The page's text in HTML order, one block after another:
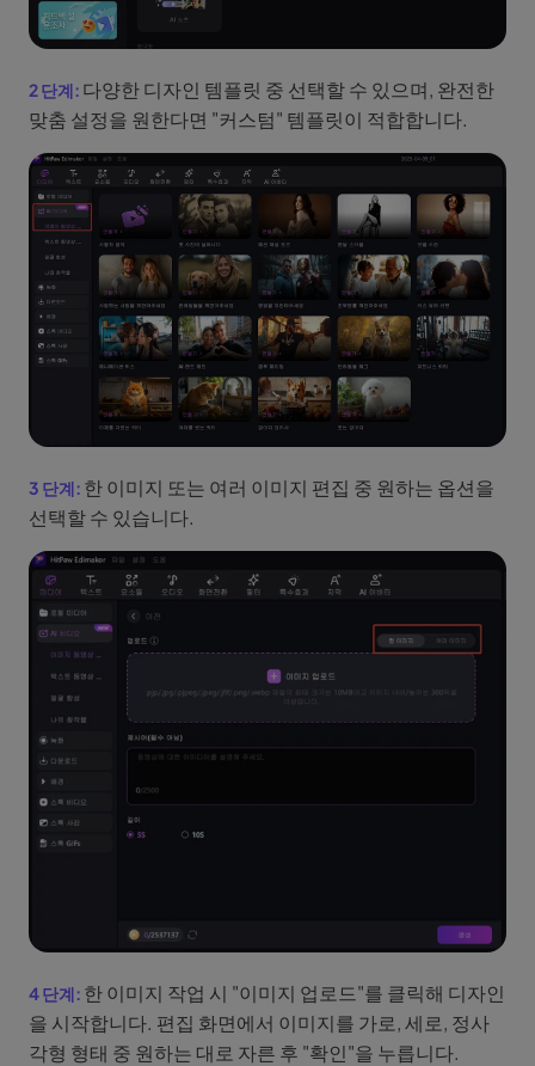
다양한 디자인 템플릿 중 선택할 수 있으며, 완전한
맞춤 설정을 원한다면 "커스텀" 템플릿이 적합합니다.
한 이미지 또는 여러 이미지 편집 중 원하는 옵션을
선택할 수 있습니다.
한 이미지 작업 시 "이미지 업로드"를 클릭해 디자인
을 시작합니다. 편집 화면에서 이미지를 가로, 세로, 정사
각형 형태 중 원하는 대로 자른 후 "확인"을 누릅니다.